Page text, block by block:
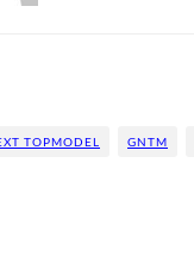
TOPMODEL GNTM